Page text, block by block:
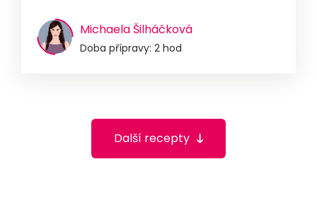
Michaela Šilháčková
Doba přípravy: 2 hod
Další recepty